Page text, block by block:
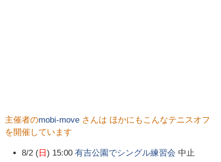
主催者のmobi-move さんは ほかにもこんなテニスオフ
を開催しています
8/2 ( 日) 15:00 有吉公園でシングル練習会 中止